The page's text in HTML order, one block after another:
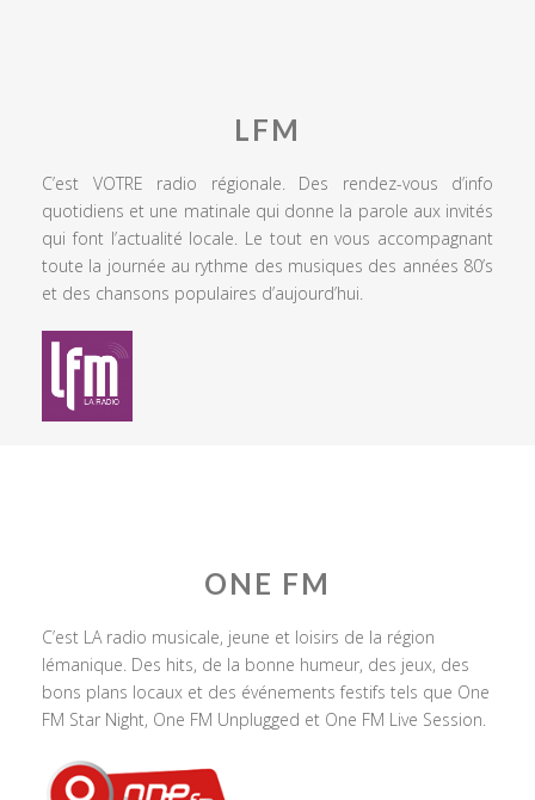
LFM
C’est VOTRE radio régionale. Des rendez-vous d’info
quotidiens et une matinale qui donne la parole aux invités
qui font l’actualité locale. Le tout en vous accompagnant
toute la journée au rythme des musiques des années 80’s
et des chansons populaires d’aujourd’hui.
ONE FM
C’est LA radio musicale, jeune et loisirs de la région
lémanique. Des hits, de la bonne humeur, des jeux, des
bons plans locaux et des événements festifs tels que One
FM Star Night, One FM Unplugged et One FM Live Session.